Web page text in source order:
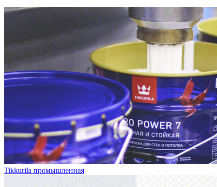
Tikkurila промышленная